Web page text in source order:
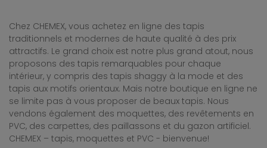
Chez CHEMEX, vous achetez en ligne des tapis
traditionnels et modernes de haute qualité à des prix
attractifs. Le grand choix est notre plus grand atout, nous
proposons des tapis remarquables pour chaque
intérieur, y compris des tapis shaggy à la mode et des
tapis aux motifs orientaux. Mais notre boutique en ligne ne
se limite pas à vous proposer de beaux tapis. Nous
vendons également des moquettes, des revêtements en
PVC, des carpettes, des paillassons et du gazon artificiel.
CHEMEX – tapis, moquettes et PVC - bienvenue!